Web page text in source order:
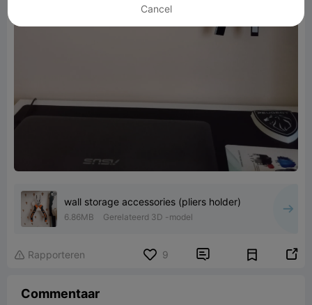
wall storage accessories (pliers holder)
6.86MB Gerelateerd 3D -model
 Rapporteren 9  
Commentaar
Cancel